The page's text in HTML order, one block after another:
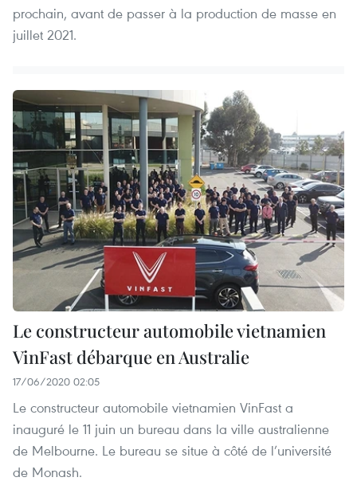
prochain, avant de passer à la production de masse en
juillet 2021.
Le constructeur automobile vietnamien
VinFast débarque en Australie
17/06/2020 02:05
Le constructeur automobile vietnamien VinFast a
inauguré le 11 juin un bureau dans la ville australienne
de Melbourne. Le bureau se situe à côté de l’université
de Monash.